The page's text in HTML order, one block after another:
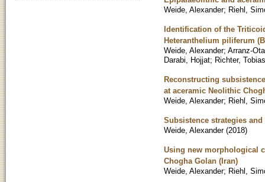
Weide, Alexander; Riehl,
Identification of the
Heteranthelium piliferum
Weide, Alexander; Arranz-
Darabi, Hojjat; Richter, Tobias
Reconstructing
at aceramic Neolithic
Weide, Alexander; Riehl,
Subsistence strategies
Weide, Alexander (2018)
Using new morphological
Chogha Golan (Iran)
Weide, Alexander; Riehl,